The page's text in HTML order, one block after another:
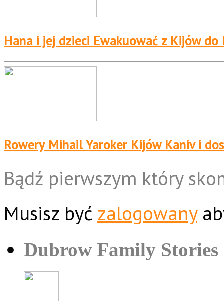
Hana i jej dzieci Ewakuować z Kijów do
Rowery Mihail Yaroker Kijów Kaniv i
Bądź pierwszym który
Musisz być zalogowany
Dubrow Family Stories